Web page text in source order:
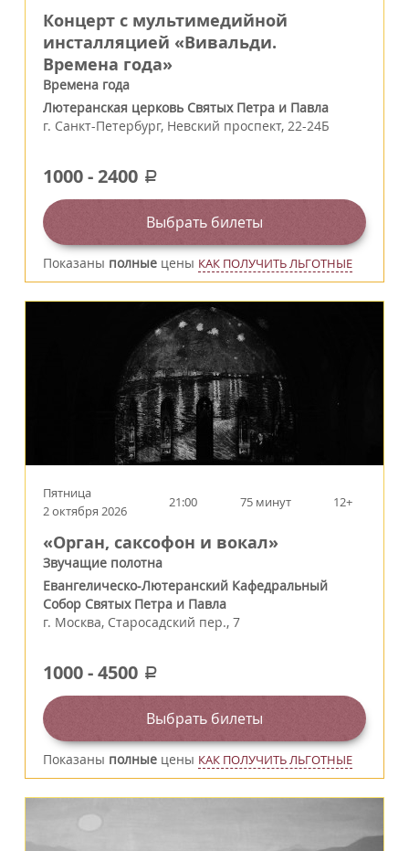
Концерт с мультимедийной
инсталляцией «Вивальди.
Времена года»
Времена года
Лютеранская церковь Святых Петра и Павла
г. Санкт-Петербург, Невский проспект, 22-24Б
1000-2400 a
Выбрать билеты
Показаны полные цены КАК ПОЛУЧИТЬ ЛЬГОТНЫЕ
Пятница
2 октября 2026
21:00 75 минут 12+
«Орган, саксофон и вокал»
Звучащие полотна
Евангелическо-Лютеранский Кафедральный
Собор Святых Петра и Павла
г. Москва, Старосадский пер., 7
1000-4500 a
Выбрать билеты
Показаны полные цены КАК ПОЛУЧИТЬ ЛЬГОТНЫЕ